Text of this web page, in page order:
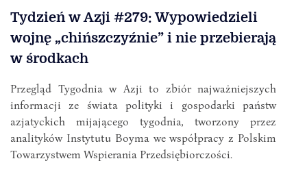
Tydzień w Azji #279: Wypowiedzieli
wojnę „chińszczyźnie” i nie przebierają
w środkach
Przegląd Tygodnia w Azji to zbiór najważniejszych
informacji ze świata polityki i gospodarki państw
azjatyckich mijającego tygodnia, tworzony przez
analityków Instytutu Boyma we współpracy z Polskim
Towarzystwem Wspierania Przedsiębiorczości.